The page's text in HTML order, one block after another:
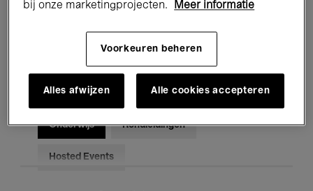
Jazz Klassieke Muziek Global Music
Voor iedereen Kids’ Palace
Onderwijs Rondleidingen
Hosted Events
bij onze marketingprojecten.
Meer informatie
Voorkeuren beheren
Alles afwijzen Alle cookies accepteren